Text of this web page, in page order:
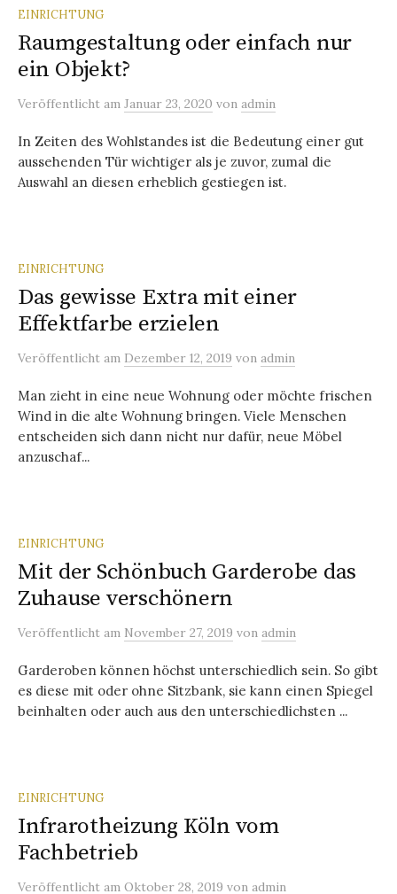
EINRICHTUNG
Raumgestaltung oder einfach nur
ein Objekt?
Veröffentlicht am Januar 23, 2020 von admin
In Zeiten des Wohlstandes ist die Bedeutung einer gut
aussehenden Tür wichtiger als je zuvor, zumal die
Auswahl an diesen erheblich gestiegen ist.
EINRICHTUNG
Das gewisse Extra mit einer
Effektfarbe erzielen
Veröffentlicht am Dezember 12, 2019 von admin
Man zieht in eine neue Wohnung oder möchte frischen
Wind in die alte Wohnung bringen. Viele Menschen
entscheiden sich dann nicht nur dafür, neue Möbel
anzuschaf...
EINRICHTUNG
Mit der Schönbuch Garderobe das
Zuhause verschönern
Veröffentlicht am November 27, 2019 von admin
Garderoben können höchst unterschiedlich sein. So gibt
es diese mit oder ohne Sitzbank, sie kann einen Spiegel
beinhalten oder auch aus den unterschiedlichsten ...
EINRICHTUNG
Infrarotheizung Köln vom
Fachbetrieb
Veröffentlicht am Oktober 28, 2019 von admin